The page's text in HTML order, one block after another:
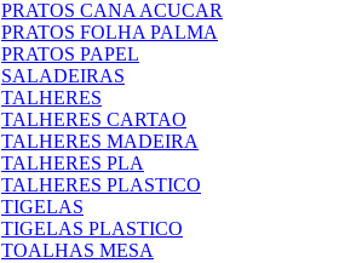
PRATOS CANA ACUCAR
PRATOS FOLHA PALMA
PRATOS PAPEL
SALADEIRAS
TALHERES
TALHERES CARTAO
TALHERES MADEIRA
TALHERES PLA
TALHERES PLASTICO
TIGELAS
TIGELAS PLASTICO
TOALHAS MESA